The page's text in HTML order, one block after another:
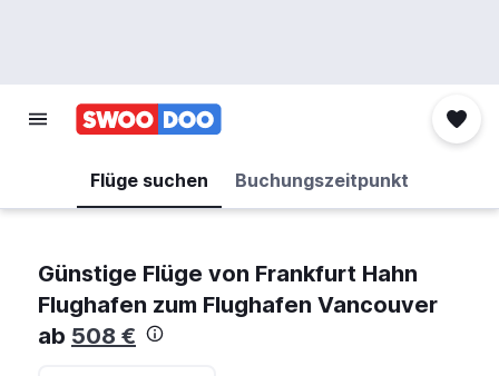
Flüge suchen Buchungszeitpunkt
Günstige Flüge von Frankfurt Hahn
Flughafen zum Flughafen Vancouver
ab 508 €